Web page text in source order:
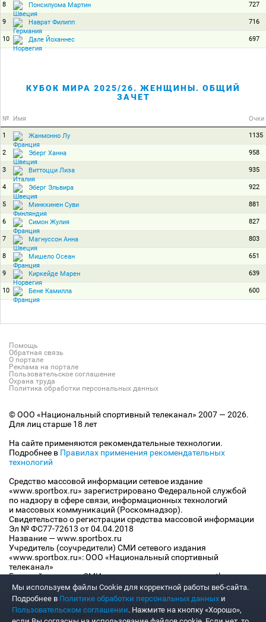
8 Понсилуома Мартин 727
9 Наврат Филипп 716
10 Дале Йоханнес 697
КУБОК МИРА 2025/26. ЖЕНЩИНЫ. ОБЩИЙ
ЗАЧЕТ
№ Имя Очки
1 Жанмонно Лу 1135
2 Эберг Ханна 958
3 Виттоцци Лиза 935
4 Эберг Эльвира 922
5 Минккинен Суви 881
6 Симон Жулия 827
7 Магнуссон Анна 803
8 Мишело Осеан 651
9 Киркейде Марен 639
10 Бене Камилла 600
Помощь
Обратная связь
О портале
Реклама на портале
Пользовательское соглашение
Охрана труда
Политика обработки персональных данных
© ООО «Национальный спортивный телеканал» 2007 — 2026.
Для лиц старше 18 лет
На сайте применяются рекомендательные технологии.
Подробнее в Правилах применения рекомендательных
технологий
Средство массовой информации сетевое издание
«www.sportbox.ru» зарегистрировано Федеральной службой
по надзору в сфере связи, информационных технологий
и массовых коммуникаций (Роскомнадзор).
Свидетельство о регистрации средства массовой информации
Эл № ФС77-72613 от 04.04.2018
Название — www.sportbox.ru
Учредитель (соучредители) СМИ сетевого издания
«www.sportbox.ru»: ООО «Национальный спортивный
телеканал»
Главный редактор СМИ сетевого издания «www.sportbox.ru»:
Конов В.А.
Номер телефона редакции СМИ сетевого издания
«www.sportbox.ru»: +7 (495) 653 8419
Адрес электронной почты редакции СМИ сетевого издания
Мы используем файлы Сookie для корректной работы веб-сайта.
Подробнее в Политике обработки персональных данных и
Пользовательском соглашении. Нажмите на кнопку «Хорошо»,